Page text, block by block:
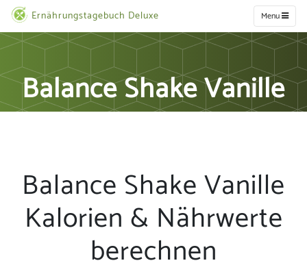
Ernährungstagebuch Deluxe Menu
Balance Shake Vanille
Balance Shake Vanille
Kalorien & Nährwerte
berechnen